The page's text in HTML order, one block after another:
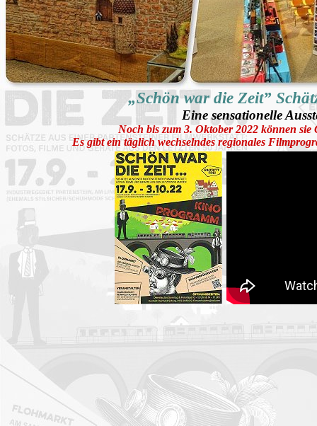
„Schön war die Zeit”
Eine sensationelle
Noch bis zum 3. Oktober 2022 können
Es gibt ein täglich wechselndes regionales